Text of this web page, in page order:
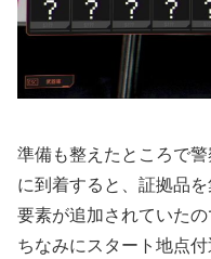
準備も整えたところで
に到着すると、証拠品
要素が追加されていた
ちなみにスタート地点